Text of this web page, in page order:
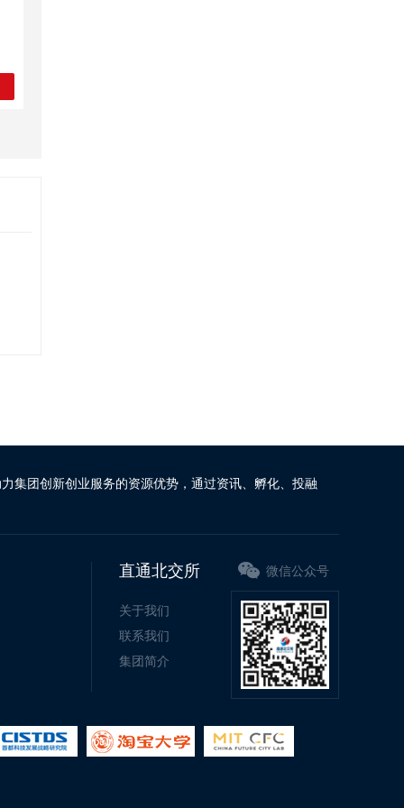
集团创新创业服务的资源优势，通过资讯、孵化、投融
直通北交所
关于我们
联系我们
集团简介
微信公众号